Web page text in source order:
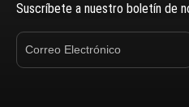
Suscríbete a nuestro boletín de